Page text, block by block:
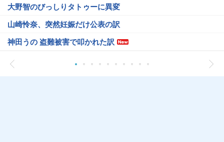
大野智のびっしりタトゥーに異変
山崎怜奈、突然妊娠だけ公表の訳
神田うの 盗難被害で叩かれた訳